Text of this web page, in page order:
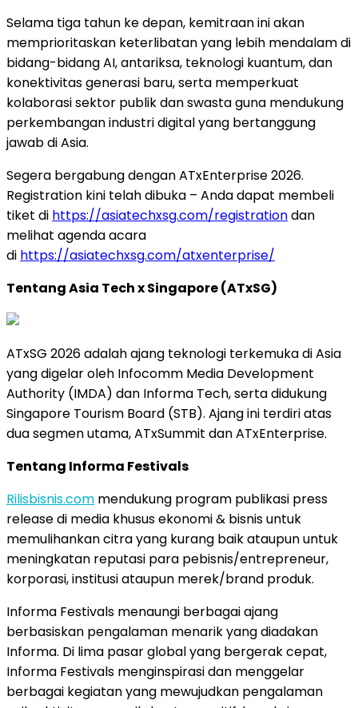
Selama tiga tahun ke depan, kemitraan ini akan
memprioritaskan keterlibatan yang lebih mendalam di
bidang-bidang AI, antariksa, teknologi kuantum, dan
konektivitas generasi baru, serta memperkuat
kolaborasi sektor publik dan swasta guna mendukung
perkembangan industri digital yang bertanggung
jawab di Asia.
Segera bergabung dengan ATxEnterprise 2026.
Registration kini telah dibuka – Anda dapat membeli
tiket di https://asiatechxsg.com/registrationdan
melihat agenda acara
di https://asiatechxsg.com/atxenterprise/
Tentang Asia Tech x Singapore (ATxSG)
ATxSG 2026 adalah ajang teknologi terkemuka di Asia
yang digelar oleh Infocomm Media Development
Authority (IMDA) dan Informa Tech, serta didukung
Singapore Tourism Board (STB). Ajang ini terdiri atas
dua segmen utama, ATxSummit dan ATxEnterprise.
Tentang Informa Festivals
Rilisbisnis.com mendukung program publikasi press
release di media khusus ekonomi & bisnis untuk
memulihankan citra yang kurang baik ataupun untuk
meningkatan reputasi para pebisnis/entrepreneur,
korporasi, institusi ataupun merek/brand produk.
Informa Festivals menaungi berbagai ajang
berbasiskan pengalaman menarik yang diadakan
Informa. Di lima pasar global yang bergerak cepat,
Informa Festivals menginspirasi dan menggelar
berbagai kegiatan yang mewujudkan pengalaman